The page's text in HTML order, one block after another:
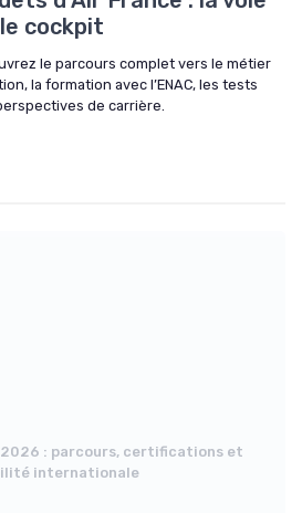
cockpit
le parcours complet vers le métier
la formation avec l’ENAC, les tests
de carrière.
2026 : parcours, certifications et
internationale